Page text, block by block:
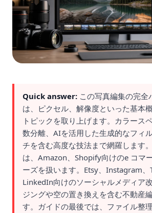
Quick answer: この写真編集の完全
は、ピクセル、解像度といった基本
トピックを取り上げます。カラース
数分離、AIを活用した生成的なフィ
チを含む高度な技法まで網羅します
は、Amazon、Shopify向けのe コマ
ーズを扱います。Etsy、Instagram、
LinkedIn向けのソーシャルメディア
ジングや空の置き換えを含む不動産
す。ガイドの最後では、ファイル整